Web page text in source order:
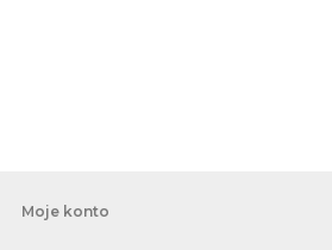
Moje konto